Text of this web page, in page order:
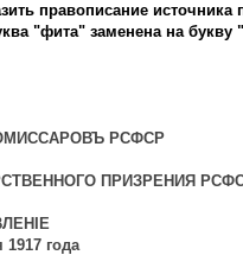
правописание источника
"фита" заменена на букву
РСФСР
ПРИЗРЕНИЯ
1917 года